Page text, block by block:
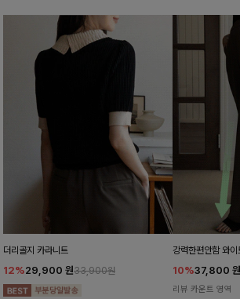
더리골지 카라니트
12%29,900 원33,900원
강력한편안함 와
10%37,800 원
리뷰 카운트 영역